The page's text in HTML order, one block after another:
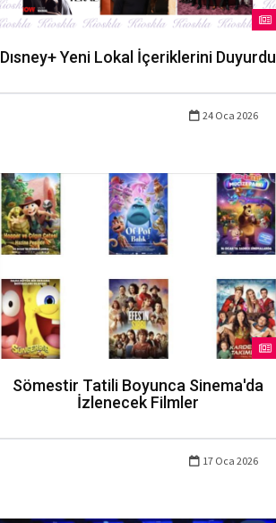
Dısney+ Yeni Lokal İçeriklerini Duyurdu
24 Oca 2026
Sömestir Tatili Boyunca Sinema'da
İzlenecek Filmler
17 Oca 2026